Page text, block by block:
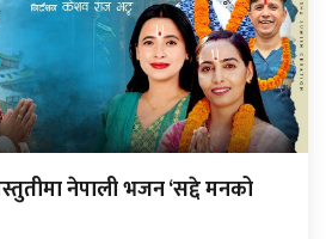
नेपाली भजन ‘सद्दे मनको